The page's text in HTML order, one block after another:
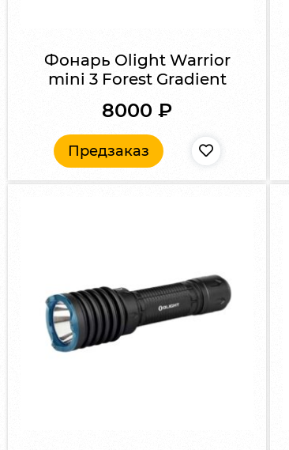
Фонарь Olight Warrior
mini 3 Forest Gradient
8000₽
Предзаказ